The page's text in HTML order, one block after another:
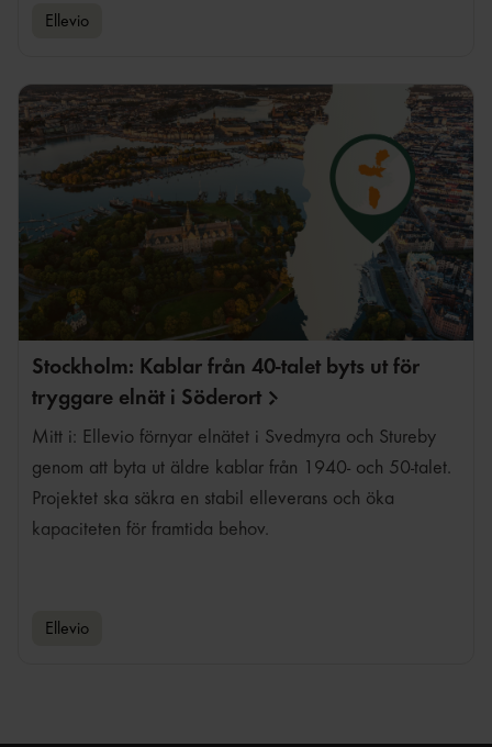
Ellevio
Stockholm: Kablar från 40-talet byts ut för
tryggare elnät i Söderort
Mitt i: Ellevio förnyar elnätet i Svedmyra och Stureby
genom att byta ut äldre kablar från 1940- och 50-talet.
Projektet ska säkra en stabil elleverans och öka
kapaciteten för framtida behov.
Ellevio